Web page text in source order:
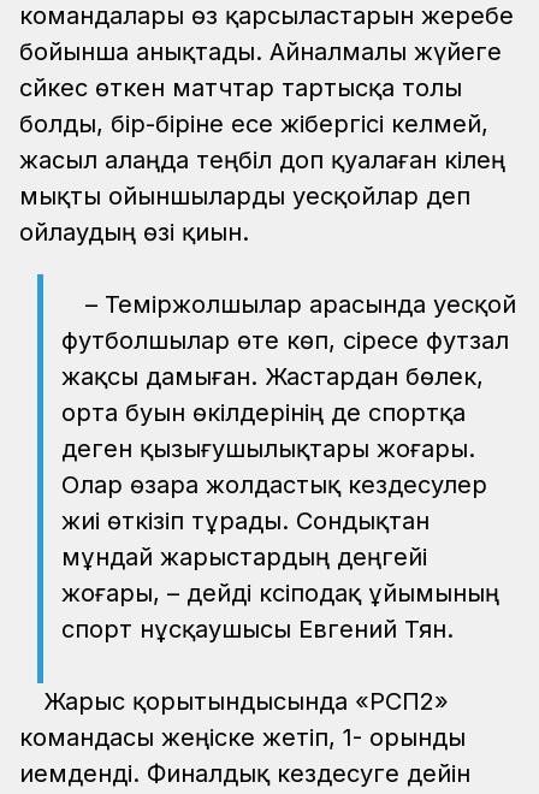
командалары өз қарсыластарын жеребе
бойынша анықтады. Айналмалы жүйеге
сәйкес өткен матчтар тартысқа толы
болды, бір-біріне есе жібергісі келмей,
жасыл алаңда теңбіл доп қуалаған кілең
мықты ойыншыларды әуесқойлар деп
ойлаудың өзі қиын.
– Теміржолшылар арасында әуесқой
футболшылар өте көп, әсіресе футзал
жақсы дамыған. Жастардан бөлек,
орта буын өкілдерінің де спортқа
деген қызығушылықтары жоғары.
Олар өзара жолдастық кездесулер
жиі өткізіп тұрады. Сондықтан
мұндай жарыстардың деңгейі
жоғары, – дейді кәсіподақ ұйымының
спорт нұсқаушысы Евгений Тян.
Жарыс қорытындысында «РСП2»
командасы жеңіске жетіп, 1- орынды
иемденді. Финалдық кездесуге дейін